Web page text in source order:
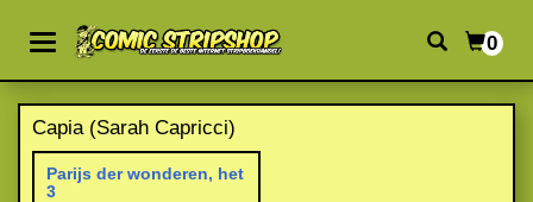
0
Capia (Sarah Capricci)
Parijs der wonderen, het
3